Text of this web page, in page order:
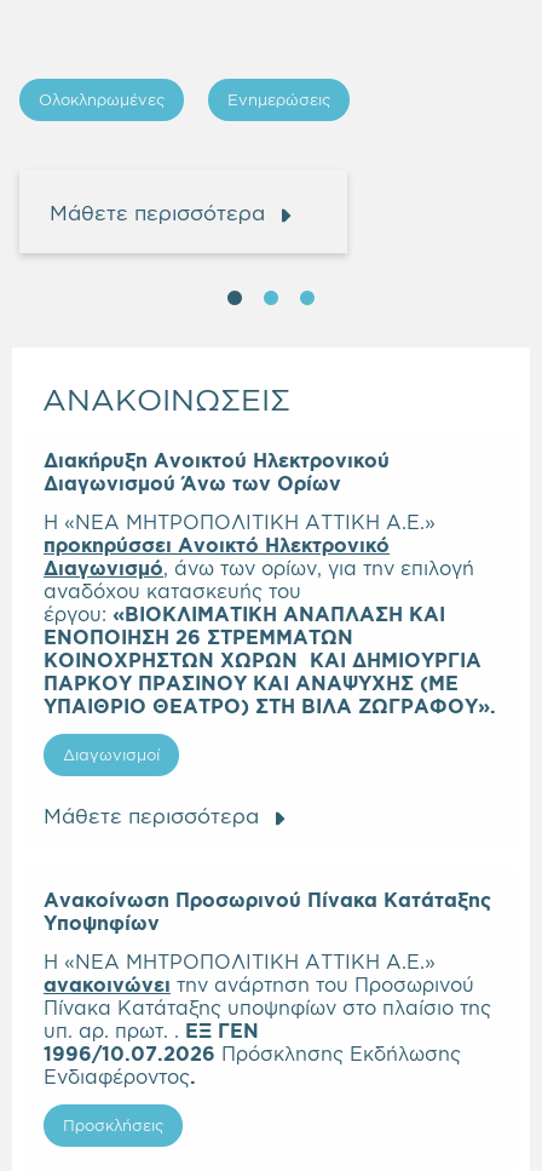
Ολοκληρωμένες Ενημερώσεις
Μάθετε περισσότερα
ΑΝΑΚΟΙΝΩΣΕΙΣ
Διακήρυξη Ανοικτού Ηλεκτρονικού
Διαγωνισμού Άνω των Ορίων
Η «ΝΕΑ ΜΗΤΡΟΠΟΛΙΤΙΚΗ ΑΤΤΙΚΗ Α.Ε.»
προκηρύσσει Ανοικτό Ηλεκτρονικό
Διαγωνισμό, άνω των ορίων, για την επιλογή
αναδόχου κατασκευής του
έργου: «ΒΙΟΚΛΙΜΑΤΙΚΗ ΑΝΑΠΛΑΣΗ ΚΑΙ
ΕΝΟΠΟΙΗΣΗ 26 ΣΤΡΕΜΜΑΤΩΝ
ΚΟΙΝΟΧΡΗΣΤΩΝ ΧΩΡΩΝ ΚΑΙ ΔΗΜΙΟΥΡΓΙΑ
ΠΑΡΚΟΥ ΠΡΑΣΙΝΟΥ ΚΑΙ ΑΝΑΨΥΧΗΣ (ΜΕ
ΥΠΑΙΘΡΙΟ ΘΕΑΤΡΟ) ΣΤΗ ΒΙΛΑ ΖΩΓΡΑΦΟΥ».
Διαγωνισμοί
Μάθετε περισσότερα
Ανακοίνωση Προσωρινού Πίνακα Κατάταξης
Υποψηφίων
Η «ΝΕΑ ΜΗΤΡΟΠΟΛΙΤΙΚΗ ΑΤΤΙΚΗ Α.Ε.»
ανακοινώνει την ανάρτηση του Προσωρινού
Πίνακα Κατάταξης υποψηφίων στο πλαίσιο της
υπ. αρ. πρωτ. . ΕΞ ΓΕΝ
1996/10.07.2026 Πρόσκλησης Εκδήλωσης
Ενδιαφέροντος.
Προσκλήσεις